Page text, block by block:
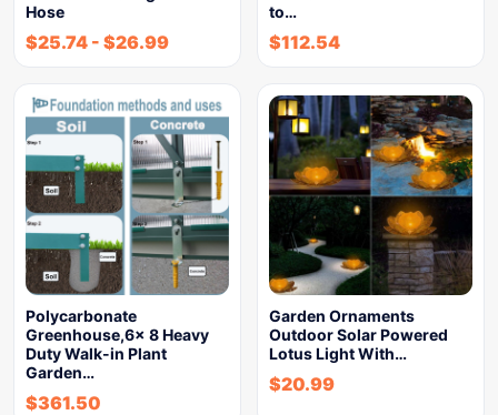
Hose
$25.74 - $26.99
to…
$112.54
Polycarbonate
Greenhouse,6x 8 Heavy
Duty Walk-in Plant
Garden…
$361.50
Garden Ornaments
Outdoor Solar Powered
Lotus Light With…
$20.99